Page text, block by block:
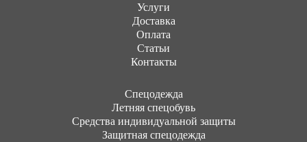
Услуги
Доставка
Оплата
Статьи
Контакты
Cпецодежда
Летняя спецобувь
Средства индивидуальной защиты
Защитная спецодежда